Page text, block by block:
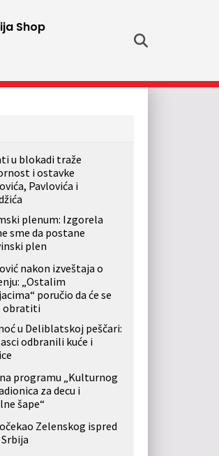
Shop
u blokadi traže
i ostavke
Pavlovića i
plenum: Izgorela
sme da postane
plen
nakon izveštaja o
„Ostalim
poručio da će se
obratiti
u Deliblatskoj peščari:
odbranili kuće i
programu „Kulturnog
za decu i
šape“
Zelenskog ispred